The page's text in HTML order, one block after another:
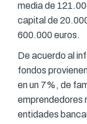
media de
capital de
600.000 euros.
De acuerdo al
fondos
en un 7%, de
emprendedores
entidades